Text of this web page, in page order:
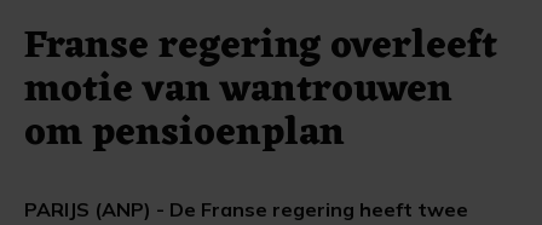
Franse regering overleeft
motie van wantrouwen
om pensioenplan
PARIJS (ANP) - De Franse regering heeft twee